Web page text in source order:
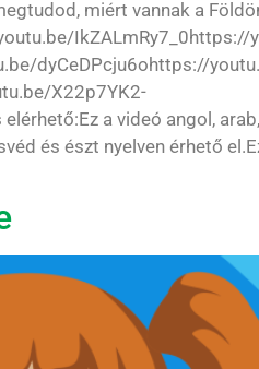
miért vannak a
dyCeDPcju6ohttps://
X22p7YK2-
a videó angol,
és észt nyelven érhető